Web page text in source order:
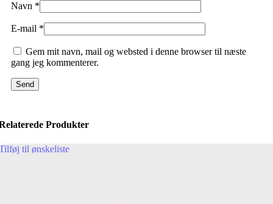
Navn *
E-mail *
Gem mit navn, mail og websted i denne browser til næste
gang jeg kommenterer.
Produkter
til ønskeliste